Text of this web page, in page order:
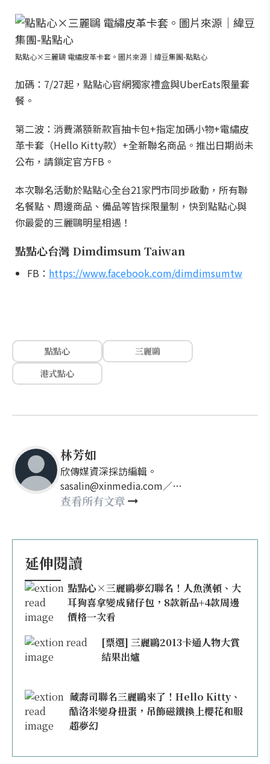
點點心×三麗鷗 電繡皮革卡套。圖片來源｜緯豆集團-點點心
加碼：7/27起，點點心官網獨家禮盒與UberEats限量套
餐。
第二波：消費滿額新款盲抽卡包+指定加碼小物+電繡皮
革卡套（Hello Kitty款）+全新聯名商品。推出日期尚未
公布，請鎖定官方FB。
本次聯名活動於點點心全台21家門市同步啟動，所有聯
名餐點、周邊商品、備品等皆採限量制，快到點點心與
你最愛的三麗鷗明星相遇！
點點心台灣 Dimdimsum Taiwan
FB： https://www.facebook.com/dimdimsumtw
點點心
三麗鷗
港式點心
林芳如
欣傳媒資深採訪編輯。
sasalin@xinmedia.com／
happy21917@gmail.com
查看所有文章
延伸閱讀
點點心×三麗鷗夢幻聯名！人魚漢頓、大
耳狗喜拿變成豬仔包，8款新品+4款周邊
價格一次看
[票選] 三麗鷗2013卡通人物大賞
結果出爐
藏壽司聯名三麗鷗來了！Hello Kitty、
酷洛米變身扭蛋，吊飾磁鐵換上櫻花和服
超夢幻